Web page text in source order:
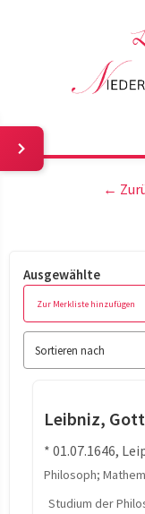
←
Ausgewählte
Zur Merkliste hinzufügen
Sortieren nach
Leibniz,
* 01.07.1646,
Philosoph;
Studium der